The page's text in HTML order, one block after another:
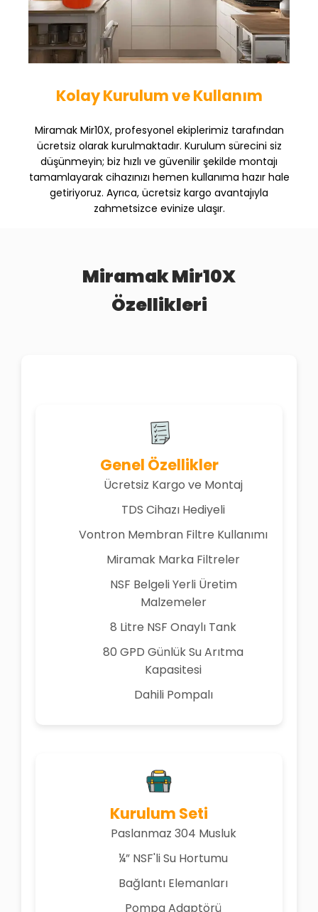
Kolay Kurulum ve Kullanım
Miramak Mir10X, profesyonel ekiplerimiz tarafından
ücretsiz olarak kurulmaktadır. Kurulum sürecini siz
düşünmeyin; biz hızlı ve güvenilir şekilde montajı
tamamlayarak cihazınızı hemen kullanıma hazır hale
getiriyoruz. Ayrıca, ücretsiz kargo avantajıyla
zahmetsizce evinize ulaşır.
Miramak Mir10X
Özellikleri
Genel Özellikler
Ücretsiz Kargo ve Montaj
TDS Cihazı Hediyeli
Vontron Membran Filtre Kullanımı
Miramak Marka Filtreler
NSF Belgeli Yerli Üretim
Malzemeler
8 Litre NSF Onaylı Tank
80 GPD Günlük Su Arıtma
Kapasitesi
Dahili Pompalı
Kurulum Seti
Paslanmaz 304 Musluk
¼” NSF'li Su Hortumu
Bağlantı Elemanları
Pompa Adaptörü